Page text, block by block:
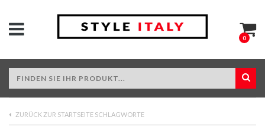
0
ZURÜCK ZUR STARTSEITE SCHLAGWORTE